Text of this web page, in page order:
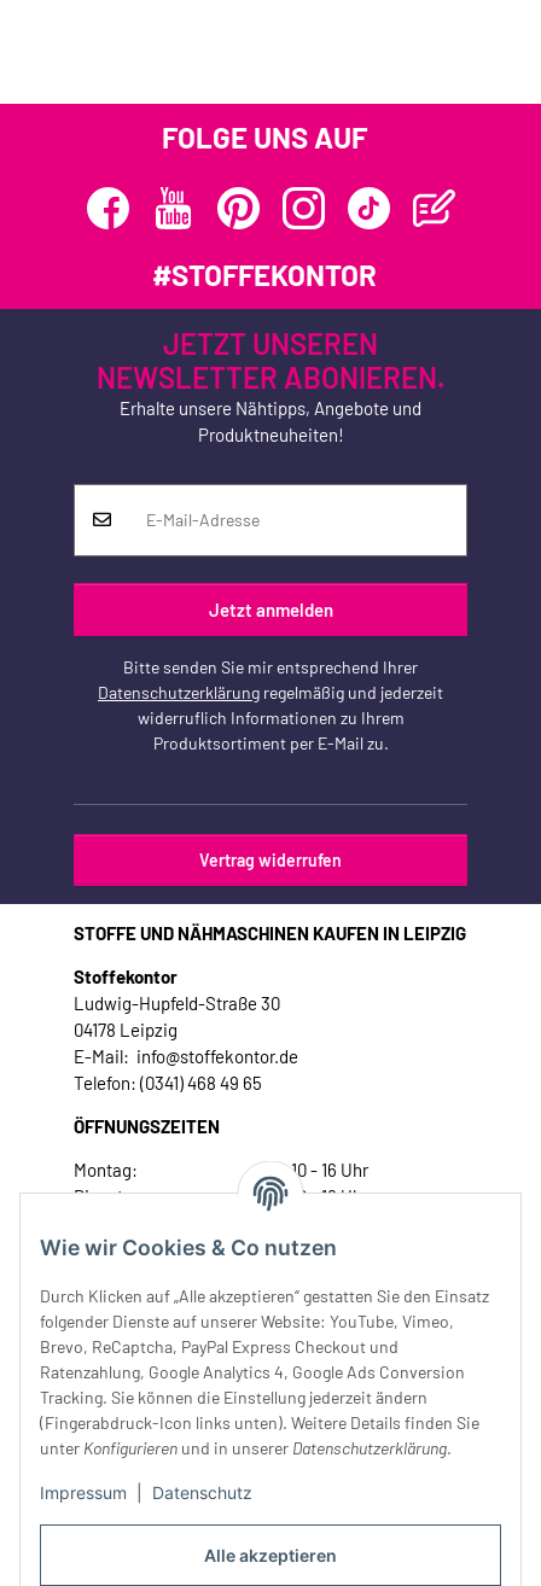
Alle akzeptieren
Wie wir Cookies & Co nutzen
Durch Klicken auf „Alle akzeptieren“ gestatten Sie den Einsatz
folgender Dienste auf unserer Website: YouTube, Vimeo,
Brevo, ReCaptcha, PayPal Express Checkout und
Ratenzahlung, Google Analytics 4, Google Ads Conversion
Tracking. Sie können die Einstellung jederzeit ändern
(Fingerabdruck-Icon links unten). Weitere Details finden Sie
unter Konfigurieren und in unserer Datenschutzerklärung.
Impressum Datenschutz
FOLGE UNS AUF
#STOFFEKONTOR
JETZT UNSEREN
NEWSLETTER ABONIEREN.
Erhalte unsere Nähtipps, Angebote und
Produktneuheiten!
Jetzt anmelden
Bitte senden Sie mir entsprechend Ihrer
Datenschutzerklärung regelmäßig und jederzeit
widerruflich Informationen zu Ihrem
Produktsortiment per E-Mail zu.
Vertrag widerrufen
STOFFE UND NÄHMASCHINEN KAUFEN IN LEIPZIG
Stoffekontor
Ludwig-Hupfeld-Straße 30
04178 Leipzig
E-Mail: info@stoffekontor.de
Telefon: (0341) 468 49 65
ÖFFNUNGSZEITEN
Montag:
10 - 16 Uhr
Dienstag:
10 - 16 Uhr
Donnerstag:
10 - 18 Uhr
Samstag:
10 - 14 Uhr
Unser Service
Rechtliches